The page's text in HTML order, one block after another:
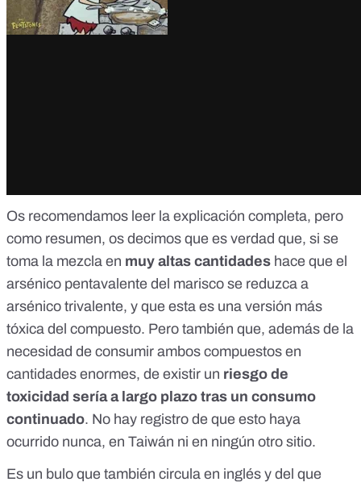
Os recomendamos leer la explicación completa, pero
como resumen, os decimos que es verdad que, si se
toma la mezcla en muy altas cantidades hace que el
arsénico pentavalente del marisco se reduzca a
arsénico trivalente, y que esta es una versión más
tóxica del compuesto. Pero también que, además de la
necesidad de consumir ambos compuestos en
cantidades enormes, de existir un riesgo de
toxicidad sería a largo plazo tras un consumo
continuado. No hay registro de que esto haya
ocurrido nunca, en Taiwán ni en ningún otro sitio.
Es un bulo que también circula en inglés y del que